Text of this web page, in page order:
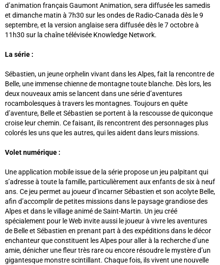
d’animation français Gaumont Animation, sera diffusée les samedis
et dimanche matin à 7h30 sur les ondes de Radio-Canada dès le 9
septembre, et la version anglaise sera diffusée dès le 7 octobre à
11h30 sur la chaîne télévisée Knowledge Network.
La série :
Sébastien, un jeune orphelin vivant dans les Alpes, fait la rencontre de
Belle, une immense chienne de montagne toute blanche. Dès lors, les
deux nouveaux amis se lancent dans une série d’aventures
rocambolesques à travers les montagnes. Toujours en quête
d’aventure, Belle et Sébastien se portent à la rescousse de quiconque
croise leur chemin. Ce faisant, ils rencontrent des personnages plus
colorés les uns que les autres, qui les aident dans leurs missions.
Volet numérique :
Une application mobile issue de la série propose un jeu palpitant qui
s’adresse à toute la famille, particulièrement aux enfants de six à neuf
ans. Ce jeu permet au joueur d’incarner Sébastien et son acolyte Belle,
afin d’accomplir de petites missions dans le paysage grandiose des
Alpes et dans le village animé de Saint-Martin. Un jeu créé
spécialement pour le Web invite aussi le joueur à vivre les aventures
de Belle et Sébastien en prenant part à des expéditions dans le décor
enchanteur que constituent les Alpes pour aller à la recherche d’une
amie, dénicher une fleur très rare ou encore résoudre le mystère d’un
gigantesque monstre scintillant. Chaque fois, ils vivent une nouvelle